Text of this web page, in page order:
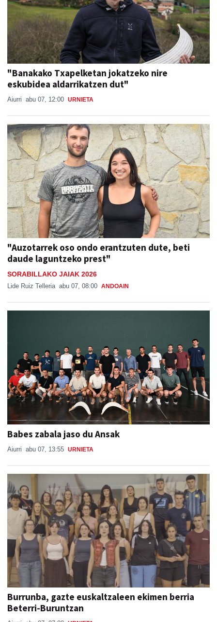
"Banakako Txapelketan jokatzeko nire
eskubidea aldarrikatzen dut"
Aiurri abu 07, 12:00 URNIETA
"Auzotarrek oso ondo erantzuten dute, beti
daude laguntzeko prest"
SORABILLAKO JAIAK 2026
Lide Ruiz Telleria abu 07, 08:00 ANDOAIN
Babes zabala jaso du Ansak
Aiurri abu 07, 13:55 URNIETA
Burrunba, gazte euskaltzaleen ekimen berria
Beterri-Buruntzan